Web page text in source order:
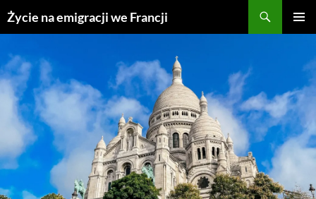
Przejdź
doŻycie na emigracji we Francji